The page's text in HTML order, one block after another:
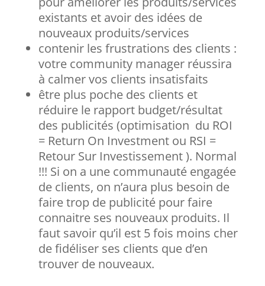
existants et avoir des idées de
nouveaux produits/services
contenir les frustrations des clients :
votre community manager réussira
à calmer vos clients insatisfaits
être plus poche des clients et
réduire le rapport budget/résultat
des publicités (optimisation du ROI
= Return On Investment ou RSI =
Retour Sur Investissement ). Normal
!!! Si on a une communauté engagée
de clients, on n’aura plus besoin de
faire trop de publicité pour faire
connaitre ses nouveaux produits. Il
faut savoir qu’il est 5 fois moins cher
de fidéliser ses clients que d’en
trouver de nouveaux.